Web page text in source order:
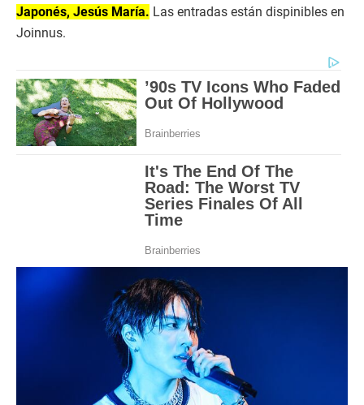
Japonés, Jesús María. Las entradas están dispinibles en
Joinnus.